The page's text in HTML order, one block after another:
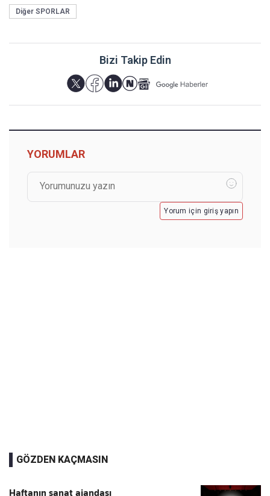
Diğer SPORLAR
Bizi Takip Edin
YORUMLAR
Yorum için giriş yapın
GÖZDEN KAÇMASIN
Haftanın sanat ajandası